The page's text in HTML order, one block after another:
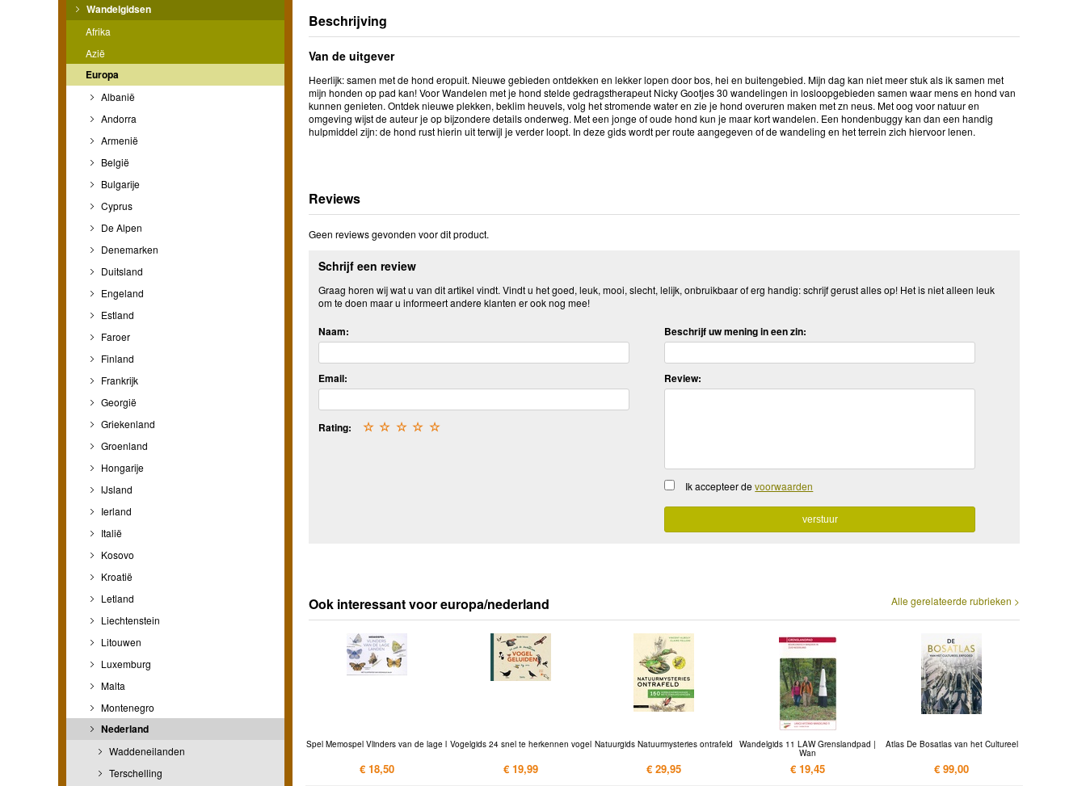
Wandelgidsen
Afrika
Azië
Europa
Albanië
Andorra
Armenië
België
Bulgarije
Cyprus
De Alpen
Denemarken
Duitsland
Engeland
Estland
Faroer
Finland
Frankrijk
Georgië
Griekenland
Groenland
Hongarije
IJsland
Ierland
Italië
Kosovo
Kroatië
Letland
Liechtenstein
Litouwen
Luxemburg
Malta
Montenegro
Nederland
Waddeneilanden
Terschelling
Beschrijving
Van de uitgever
Heerlijk: samen met de hond eropuit. Nieuwe gebieden ontdekken en lekker lopen door bos, hei en buitengebied. Mijn dag kan niet meer stuk als ik samen met
mijn honden op pad kan! Voor Wandelen met je hond stelde gedragstherapeut Nicky Gootjes 30 wandelingen in losloopgebieden samen waar mens en hond van
kunnen genieten. Ontdek nieuwe plekken, beklim heuvels, volg het stromende water en zie je hond overuren maken met zn neus. Met oog voor natuur en
omgeving wijst de auteur je op bijzondere details onderweg. Met een jonge of oude hond kun je maar kort wandelen. Een hondenbuggy kan dan een handig
hulpmiddel zijn: de hond rust hierin uit terwijl je verder loopt. In deze gids wordt per route aangegeven of de wandeling en het terrein zich hiervoor lenen.
Reviews
Geen reviews gevonden voor dit product.
Schrijf een review
Graag horen wij wat u van dit artikel vindt. Vindt u het goed, leuk, mooi, slecht, lelijk, onbruikbaar of erg handig: schrijf gerust alles op! Het is niet alleen leuk
om te doen maar u informeert andere klanten er ook nog mee!
Naam:
Email:
Rating: ☆
☆
☆
☆
☆
Beschrijf uw mening in een zin:
Review:
Ik accepteer devoorwaarden
Alle gerelateerde rubrieken >
Ook interessant voor europa/nederland
Spel Memospel Vlinders van de lage l
€ 18,50
Vogelgids 24 snel te herkennen vogel
€ 19,99
Natuurgids Natuurmysteries ontrafeld
€ 29,95
Wandelgids 11 LAW Grenslandpad |
Wan
€ 19,45
Atlas De Bosatlas van het Cultureel
€ 99,00